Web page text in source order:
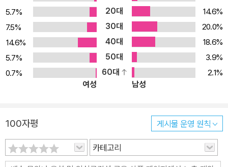
5.7%
20대
14.6%
7.5%
30대
20.0%
14.6%
40대
18.6%
5.7%
50대
3.9%
0.7%
60대
2.1%
여성
남성
100자평 게시물 운영 원칙
카테고리